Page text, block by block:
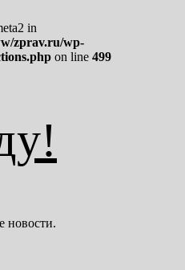
in
zprav.ru/wp-
on line 499
новости.